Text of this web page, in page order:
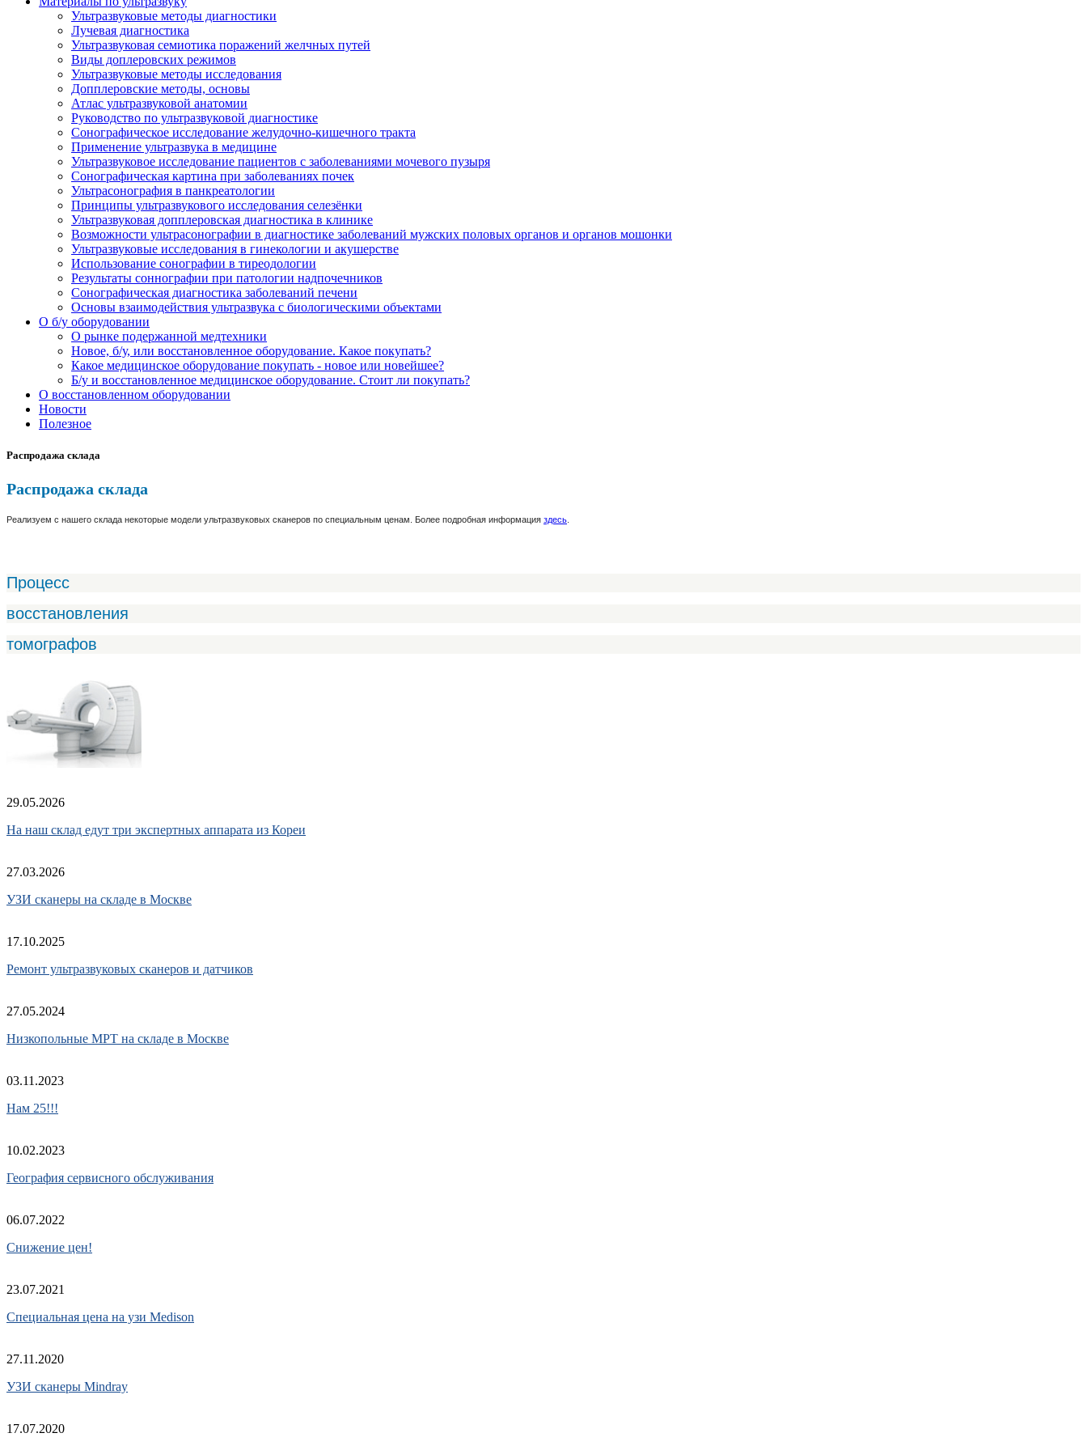
Ультразвуковые методы диагностики
Лучевая диагностика
Ультразвуковая семиотика поражений желчных путей
Виды доплеровских режимов
Ультразвуковые методы исследования
Допплеровские методы, основы
Атлас ультразвуковой анатомии
Руководство по ультразвуковой диагностике
Сонографическое исследование желудочно-кишечного тракта
Применение ультразвука в медицине
Ультразвуковое исследование пациентов с заболеваниями мочевого пузыря
Сонографическая картина при заболеваниях почек
Ультрасонография в панкреатологии
Принципы ультразвукового исследования селезёнки
Ультразвуковая допплеровская диагностика в клинике
Возможности ультрасонографии в диагностике заболеваний мужских половых органов и органов мошонки
Ультразвуковые исследования в гинекологии и акушерстве
Использование сонографии в тиреодологии
Результаты соннографии при патологии надпочечников
Сонографическая диагностика заболеваний печени
Основы взаимодействия ультразвука с биологическими объектами
O б/у оборудовании
О рынке подержанной медтехники
Новое, б/у, или восстановленное оборудование. Какое покупать?
Какое медицинское оборудование покупать - новое или новейшее?
Б/у и восстановленное медицинское оборудование. Стоит ли покупать?
О восстановленном оборудовании
Новости
Полезное
Распродажа склада
Распродажа склада
Реализуем с нашего склада некоторые модели ультразвуковых сканеров по специальным ценам. Более подробная информация здесь
Процесс
восстановления
томографов
29.05.2026
На наш склад едут три экспертных аппарата из Кореи
27.03.2026
УЗИ сканеры на складе в Москве
17.10.2025
Ремонт ультразвуковых сканеров и датчиков
27.05.2024
Низкопольные МРТ на складе в Москве
03.11.2023
Нам 25!!!
10.02.2023
География сервисного обслуживания
06.07.2022
Снижение цен!
23.07.2021
Cпециальная цена на узи Medison
27.11.2020
УЗИ сканеры Mindray
17.07.2020